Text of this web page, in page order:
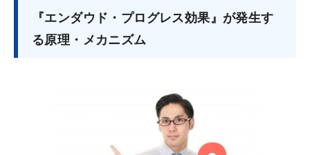
『エンダウド・プログレス効果』が発生す
る原理・メカニズム